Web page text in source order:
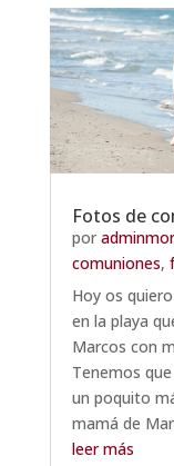
Fotos de
por
comuniones,
Hoy os
en la playa
Marcos con
Tenemos
un poquito
mamá de
leer más